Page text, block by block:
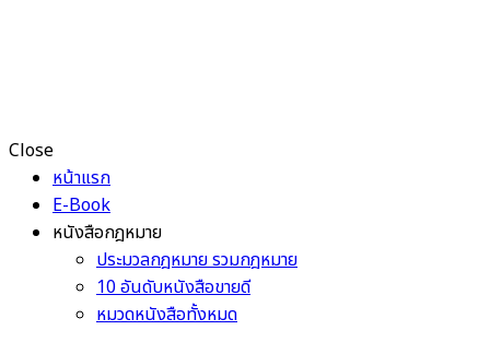
Close
หน้าแรก
E-Book
หนังสือกฎหมาย
ประมวลกฎหมาย รวมกฎหมาย
10 อันดับหนังสือขายดี
หมวดหนังสือทั้งหมด